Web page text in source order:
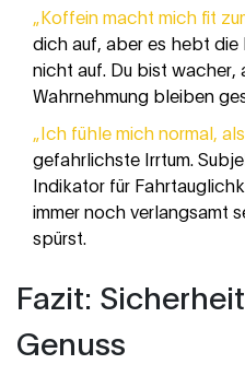
„Koffein macht mich fit
dich auf, aber es hebt
nicht auf. Du bist wacher,
Wahrnehmung bleiben
„Ich fühle mich normal,
gefahrlichste Irrtum.
Indikator für
immer noch verlangsamt
spürst.
Fazit:
Genuss